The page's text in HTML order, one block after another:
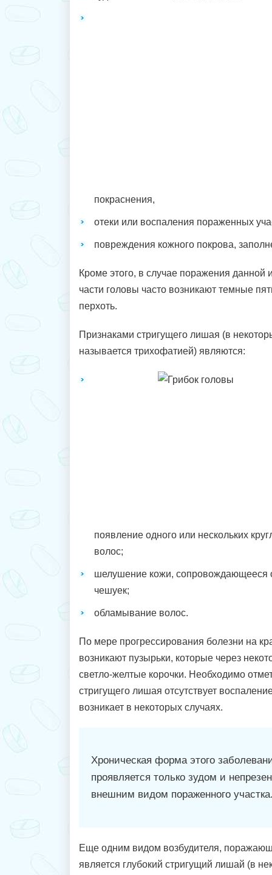
покраснения,
отеки или воспаления пораженных
повреждения кожного покрова,
Кроме этого, в случае поражения данной
части головы часто возникают темные
перхоть.
Признаками стригущего лишая (в
называется трихофатией) являются:
появление одного или нескольких
волос;
шелушение кожи, сопровождающееся
чешуек;
обламывание волос.
По мере прогрессирования болезни на
возникают пузырьки, которые через
светло-желтые корочки. Необходимо
стригущего лишая отсутствует
возникает в некоторых случаях.
Хроническая форма этого
проявляется только зудом и
внешним видом пораженного
Еще одним видом возбудителя,
является глубокий стригущий лишай (в